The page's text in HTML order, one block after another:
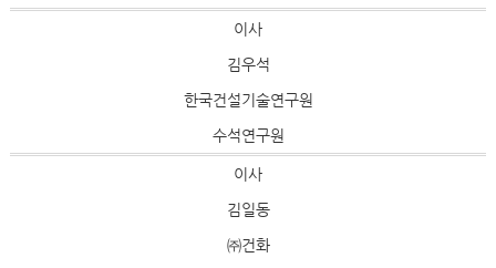
이사
김우석
한국건설기술연구원
수석연구원
이사
김일동
㈜건화